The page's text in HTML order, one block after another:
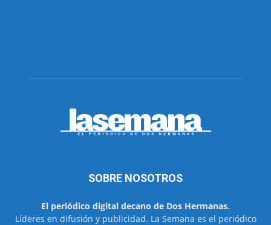
SOBRE NOSOTROS
El periódico digital decano de Dos Hermanas.
Líderes en difusión y publicidad. La Semana es el periódico